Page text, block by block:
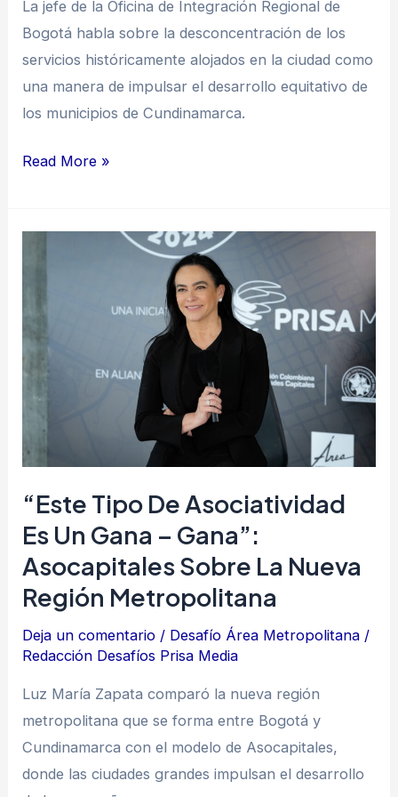
La jefe de la Oficina de Integración Regional de
Bogotá habla sobre la desconcentración de los
servicios históricamente alojados en la ciudad como
una manera de impulsar el desarrollo equitativo de
los municipios de Cundinamarca.
Read More »
“Este Tipo De Asociatividad
Es Un Gana – Gana”:
Asocapitales Sobre La Nueva
Región Metropolitana
Deja un comentario / Desafío Área Metropolitana /
Redacción Desafíos Prisa Media
Luz María Zapata comparó la nueva región
metropolitana que se forma entre Bogotá y
Cundinamarca con el modelo de Asocapitales,
donde las ciudades grandes impulsan el desarrollo
es
un
gana
gana”:
sobre
la
nueva
Región
Metropolitana